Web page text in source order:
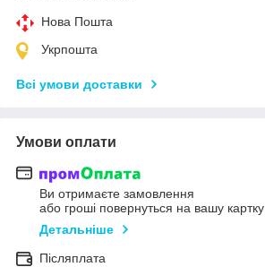
Нова Пошта
Укрпошта
Всі умови доставки
Умови оплати
Ви отримаєте замовлення
або гроші повернуться на вашу картку
Детальніше
Післяплата